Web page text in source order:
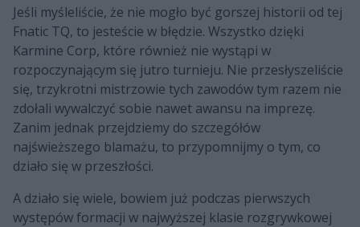
Jeśli myśleliście, że nie mogło być gorszej historii od tej
Fnatic TQ, to jesteście w błędzie. Wszystko dzięki
Karmine Corp, które również nie wystąpi w
rozpoczynającym się jutro turnieju. Nie przesłyszeliście
się, trzykrotni mistrzowie tych zawodów tym razem nie
zdołali wywalczyć sobie nawet awansu na imprezę.
Zanim jednak przejdziemy do szczegółów
najświeższego blamażu, to przypomnijmy o tym, co
działo się w przeszłości.
A działo się wiele, bowiem już podczas pierwszych
występów formacji w najwyższej klasie rozgrywkowej